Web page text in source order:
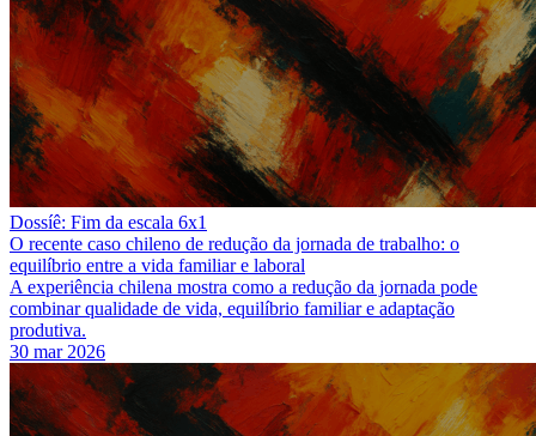
Dossíê: Fim da escala 6x1
O recente caso chileno de redução da jornada de trabalho: o
equilíbrio entre a vida familiar e laboral
A experiência chilena mostra como a redução da jornada pode
combinar qualidade de vida, equilíbrio familiar e adaptação
produtiva.
30 mar 2026